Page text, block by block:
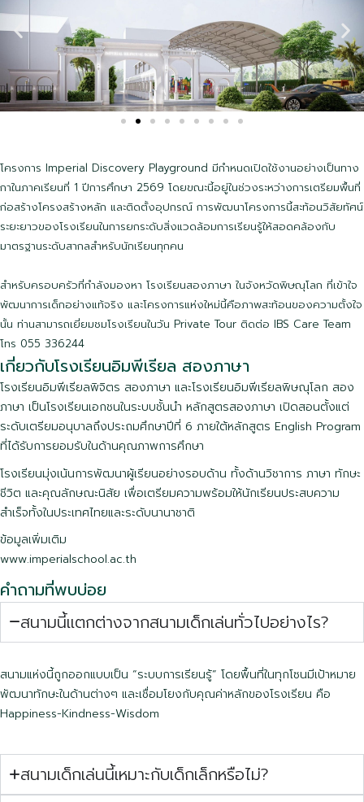
โครงการ Imperial Discovery Playground มีกำหนดเปิดใช้งานอย่างเป็นทาง
กาในภาคเรียนที่ 1 ปีการศึกษา 2569 โดยขณะนี้อยู่ในช่วงระหว่างการเตรียมพื้นที่
ก่อสร้างโครงสร้างหลัก และติดตั้งอุปกรณ์ การพัฒนาโครงการนี้สะท้อนวิสัยทัศน์
ระยะยาวของโรงเรียนในการยกระดับสิ่งแวดล้อมการเรียนรู้ให้สอดคล้องกับ
มาตรฐานระดับสากลสำหรับนักเรียนทุกคน
สำหรับครอบครัวที่กำลังมองหา โรงเรียนสองภาษา ในจังหวัดพิษณุโลก ที่เข้าใจ
พัฒนาการเด็กอย่างแท้จริง และโครงการแห่งใหม่นี้คือภาพสะท้อนของความตั้งใจ
นั้น ท่านสามารถเยี่ยมชมโรงเรียนในวัน Private Tour ติดต่อ IBS Care Team
โทร 055 336244
เกี่ยวกับโรงเรียนอิมพีเรียล สองภาษา
โรงเรียนอิมพีเรียลพิจิตร สองภาษา และโรงเรียนอิมพีเรียลพิษณุโลก สอง
ภาษา เป็นโรงเรียนเอกชนในระบบชั้นนำ หลักสูตรสองภาษา เปิดสอนตั้งแต่
ระดับเตรียมอนุบาลถึงประถมศึกษาปีที่ 6 ภายใต้หลักสูตร English Program
ที่ได้รับการยอมรับในด้านคุณภาพการศึกษา
โรงเรียนมุ่งเน้นการพัฒนาผู้เรียนอย่างรอบด้าน ทั้งด้านวิชาการ ภาษา ทักษะ
ชีวิต และคุณลักษณะนิสัย เพื่อเตรียมความพร้อมให้นักเรียนประสบความ
สำเร็จทั้งในประเทศไทยและระดับนานาชาติ
ข้อมูลเพิ่มเติม
www.imperialschool.ac.th
คำถามที่พบบ่อย
สนามนี้แตกต่างจากสนามเด็กเล่นทั่วไปอย่างไร?
สนามแห่งนี้ถูกออกแบบเป็น “ระบบการเรียนรู้” โดยพื้นที่ในทุกโซนมีเป้าหมาย
พัฒนาทักษะในด้านต่างๆ และเชื่อมโยงกับคุณค่าหลักของโรงเรียน คือ
Happiness-Kindness-Wisdom
สนามเด็กเล่นนี้เหมาะกับเด็กเล็กหรือไม่?